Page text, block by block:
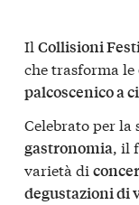
Il Collisioni
che trasforma le
palcoscenico a
Celebrato per la
gastronomia, il
varietà di
degustazioni di